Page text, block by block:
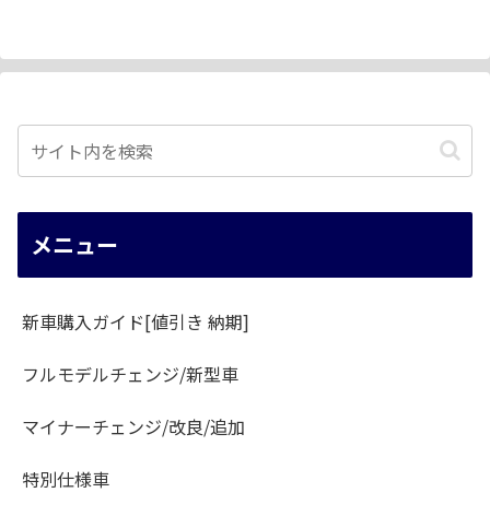
メニュー
新車購入ガイド[値引き 納期]
フルモデルチェンジ/新型車
マイナーチェンジ/改良/追加
特別仕様車